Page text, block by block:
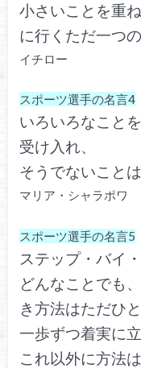
小さいことを重
に行くただ一つの
イチロー
スポーツ選手の名言4
いろいろなこと
受け入れ、
そうでないこと
マリア・シャラポワ
スポーツ選手の名言5
ステップ・バイ
どんなことでも
き方法はただひと
一歩ずつ着実に
これ以外に方法は